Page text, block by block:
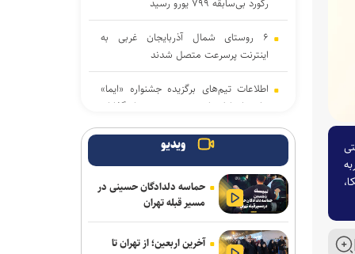
رکورد بی‌سابقه ۷۹۹ یورو رسید
۶ روستای شمال آذربایجان غربی به
اینترنت پرسرعت متصل شدند
اطلاعات تیم‌های برگزیده جشنواره «ایما»
برای ارتباط با صنعت و سرمایه‌گذاران
منتشر می‌شود
افت عملکرد تحصیلی در آینده خواهد شد
۳ بازی جدید گیم‌پس ایکس‌باکس با
استقبال بی‌نظیر کاربران روبه‌رو شدند
ویدیو
حماسه دلدادگان حسینی در
مسیر قبله تهران
آخرین اربعین؛ از تهران تا